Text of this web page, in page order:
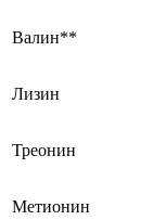
Валин**
Лизин
Треонин
Метионин